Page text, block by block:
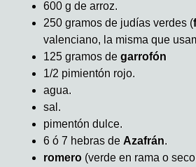
600 g de arroz.
250 gramos de judías verdes (
valenciano, la misma que
125 gramos degarrofón
1/2 pimientón rojo.
agua.
sal.
pimentón dulce.
6 ó 7 hebras de Azafrán.
romero (verde en rama o